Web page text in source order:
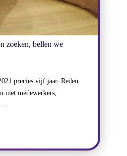
zoeken, bellen we
precies vijf jaar. Reden
met medewerkers,